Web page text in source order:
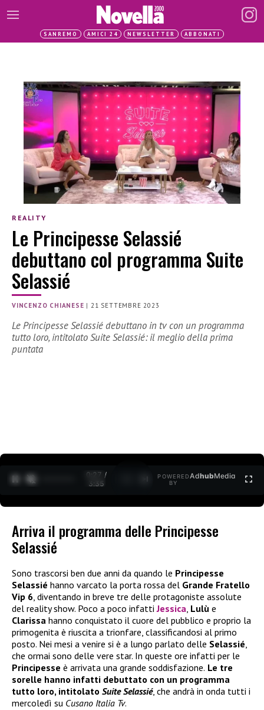
SANREMO AMICI 24 NEWSLETTER ABBONATI
REALITY
Le Principesse Selassié
debuttano col programma Suite
Selassié
VINCENZO CHIANESE |21 SETTEMBRE 2023
Le Principesse Selassié debuttano in tv con un programma
tutto loro, intitolato Suite Selassié: il meglio della prima
puntata
0:28 /
3:35
POWERED
BY
AdhubMedia
Arriva il programma delle Principesse
Selassié
Sono trascorsi ben due anni da quando le Principesse
Selassié hanno varcato la porta rossa del Grande Fratello
Vip 6, diventando in breve tre delle protagoniste assolute
del reality show. Poco a poco infattiJessica, Lulù e
Clarissa hanno conquistato il cuore del pubblico e proprio la
primogenita è riuscita a trionfare, classificandosi al primo
posto. Nei mesi a venire si è a lungo parlato delle Selassié,
che ormai sono delle vere star. In queste ore infatti per le
Principesse è arrivata una grande soddisfazione. Le tre
sorelle hanno infatti debuttato con un programma
tutto loro, intitolato Suite Selassié, che andrà in onda tutti i
mercoledì su Cusano Italia Tv.